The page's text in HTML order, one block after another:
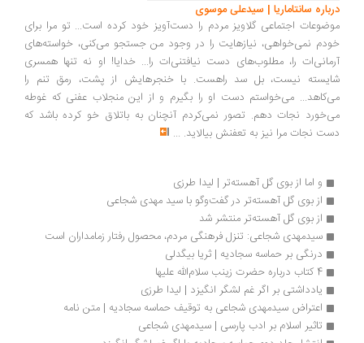
درباره سانتاماریا | سیدعلی موسوی
موضوعات اجتماعی گلاویز مردم را دست‌آویز خود کرده است... تو مرا برای
خودم نمی‌خواهی، نیازهایت را در وجود من جستجو می‌کنی، خواسته‌های
آرمانی‌ات را، مطلوب‌های دست نیافتنی‌ات را... خدایا! او نه تنها همسری
شایسته نیست، بل سد راهست. با خنجرهایش از پشت، رمق تنم را
می‌کاهد... می‌خواستم دست او را بگیرم و از این منجلاب عفنی که غوطه
می‌خورد نجات دهم. تصور نمی‌کردم آنچنان به باتلاق خو کرده باشد که
دست نجات مرا نیز به تعفنش بیالاید. ...
و اما از بوی گل آهسته‌تر | لیدا طرزی
از بوی گل آهسته‌تر در گفت‌وگو با سید مهدی شجاعی
از بوی گل آهسته‌تر منتشر شد
سیدمهدی شجاعی: تنزل فرهنگی مردم، محصول رفتار زمامداران است
درنگی بر حماسه سجادیه | ثریا بیگدلی
4 کتاب درباره حضرت زینب سلام‌الله علیها
یادداشتی بر اگر غم لشگر انگیزد | لیدا طرزی
اعتراض سیدمهدی شجاعی به توقیف حماسه سجادیه | متن نامه
تاثیر اسلام بر ادب پارسی | سیدمهدی شجاعی